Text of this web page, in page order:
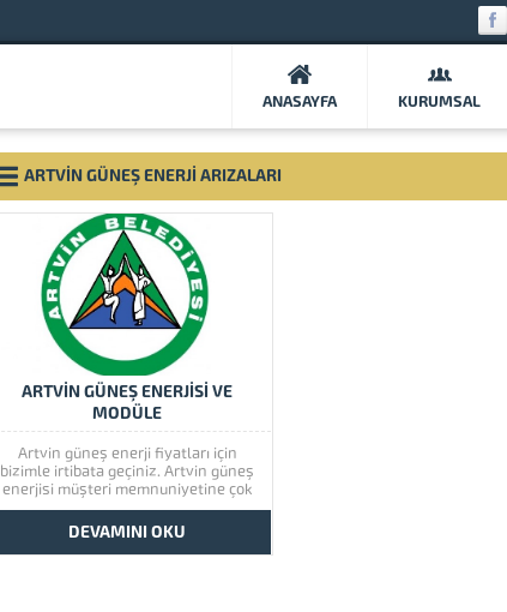
ANASAYFA KURUMSAL
ARTVIN GÜNEŞ ENERJI ARIZALARI
ARTVİN GÜNEŞ ENERJİSİ VE
MODÜLE
Artvin güneş enerji fiyatları için
bizimle irtibata geçiniz. Artvin güneş
enerjisi müşteri memnuniyetine çok
önem vermektedir. Artvin güneş
enerjisinin kaliteli ürünlerini görmek
için lütfen ürünlerimize bir göz atınız.
Türkiye’de başta güney doğu olmak
DEVAMINI OKU